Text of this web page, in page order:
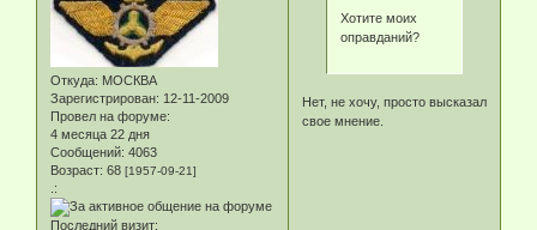
Откуда: МОСКВА
Зарегистрирован: 12-11-2009
Провел на форуме:
4 месяца 22 дня
Сообщений: 4063
Возраст: 68 [1957-09-21]
.:
Последний визит:
Хотите моих
оправданий?
Нет, не хочу, просто высказал
свое мнение.